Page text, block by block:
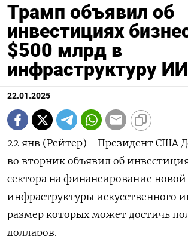
Трамп объявил об
инвестициях
$500 млрд в
инфраструктуру ИИ
22.01.2025
22 янв (Рейтер) - Президент США
во вторник объявил об
сектора на финансирование новой
инфраструктуры искусственного
размер которых может достичь
долларов.